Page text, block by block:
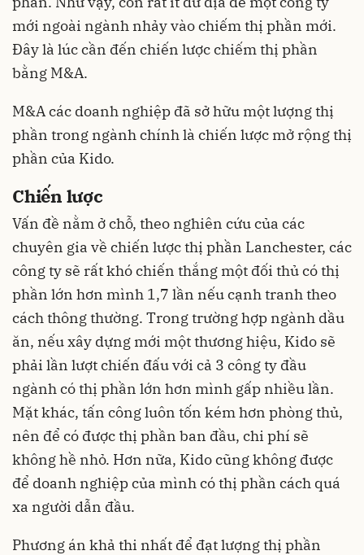
mới ngoài ngành nhảy vào chiếm thị phần mới.
Đây là lúc cần đến chiến lược chiếm thị phần
bằng M&A.
M&A các doanh nghiệp đã sở hữu một lượng thị
phần trong ngành chính là chiến lược mở rộng thị
phần của Kido.
Chiến lược
Vấn đề nằm ở chỗ, theo nghiên cứu của các
chuyên gia về chiến lược thị phần Lanchester, các
công ty sẽ rất khó chiến thắng một đối thủ có thị
phần lớn hơn mình 1,7 lần nếu cạnh tranh theo
cách thông thường. Trong trường hợp ngành dầu
ăn, nếu xây dựng mới một thương hiệu, Kido sẽ
phải lần lượt chiến đấu với cả 3 công ty đầu
ngành có thị phần lớn hơn mình gấp nhiều lần.
Mặt khác, tấn công luôn tốn kém hơn phòng thủ,
nên để có được thị phần ban đầu, chi phí sẽ
không hề nhỏ. Hơn nữa, Kido cũng không được
để doanh nghiệp của mình có thị phần cách quá
xa người dẫn đầu.
Phương án khả thi nhất để đạt lượng thị phần